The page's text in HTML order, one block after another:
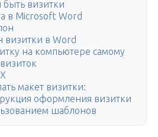
визитки
в Microsoft Word
визитки в Word
на компьютере самому
макет визитки:
оформления визитки
шаблонов